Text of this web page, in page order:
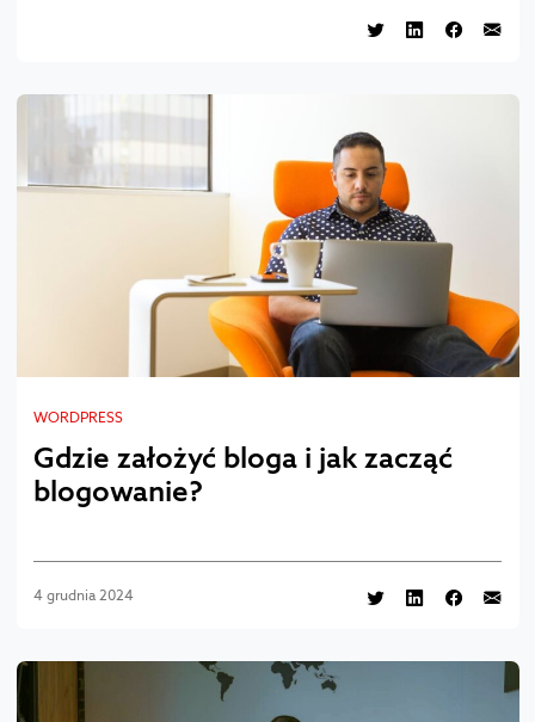
WORDPRESS
Gdzie założyć bloga i jak zacząć
blogowanie?
4 grudnia 2024